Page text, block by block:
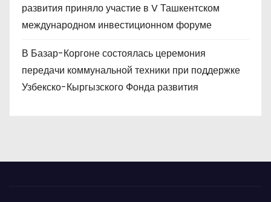
развития приняло участие в V Ташкентском
международном инвестиционном форуме
В Базар-Коргоне состоялась церемония
передачи коммунальной техники при поддержке
Узбекско-Кыргызского Фонда развития